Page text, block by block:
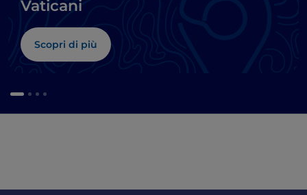
Vaticani
Scopri di più